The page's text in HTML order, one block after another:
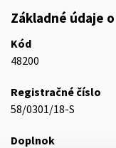
Základné údaje
Kód
48200
Registračné číslo
58/0301/18-S
Doplnok